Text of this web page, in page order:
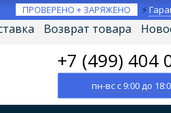
ПРОВЕРЕНО + ЗАРЯЖЕНО ⚡
Возврат товара
+7 (499) 404
пн-вс с 9:00 до